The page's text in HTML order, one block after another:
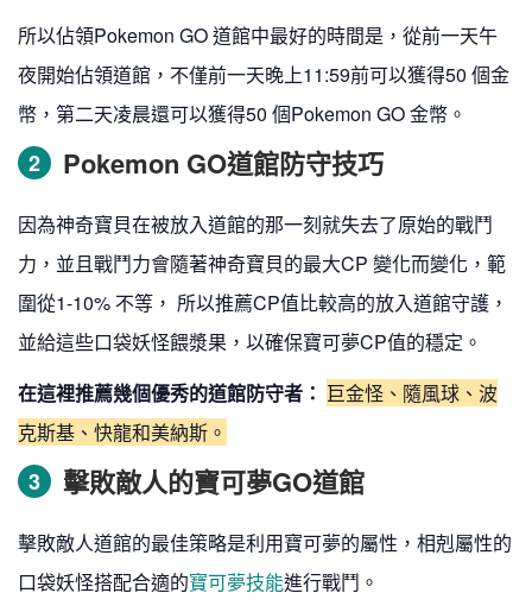
所以佔領Pokemon GO 道館中最好的時間是，從前一天午
夜開始佔領道館，不僅前一天晚上11:59前可以獲得50 個金
幣，第二天凌晨還可以獲得50 個Pokemon GO 金幣。
2 Pokemon GO道館防守技巧
因為神奇寶貝在被放入道館的那一刻就失去了原始的戰鬥
力，並且戰鬥力會隨著神奇寶貝的最大CP 變化而變化，範
圍從1-10% 不等， 所以推薦CP值比較高的放入道館守護，
並給這些口袋妖怪餵漿果，以確保寶可夢CP值的穩定。
在這裡推薦幾個優秀的道館防守者： 巨金怪、隨風球、波
克斯基、快龍和美納斯。
3 擊敗敵人的寶可夢GO道館
擊敗敵人道館的最佳策略是利用寶可夢的屬性，相剋屬性的
口袋妖怪搭配合適的寶可夢技能進行戰鬥。